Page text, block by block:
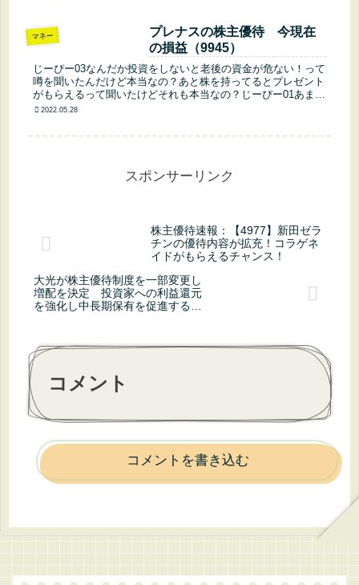
マネー
プレナスの株主優待 今現在
の損益（9945）
じーぴー03なんだか投資をしないと老後の資金が危ない！って
噂を聞いたんだけど本当なの？あと株を持ってるとプレゼント
がもらえるって聞いたけどそれも本当なの？じーぴー01あまり
噂に踊らされてはいけないけど投資をするのは悪くないよ。株
2022.05.28
スポンサーリンク
株主優待速報：【4977】新田ゼラ
チンの優待内容が拡充！コラゲネ
イドがもらえるチャンス！
大光が株主優待制度を一部変更し
増配を決定 投資家への利益還元
を強化し中長期保有を促進する狙
コメント
コメントを書き込む